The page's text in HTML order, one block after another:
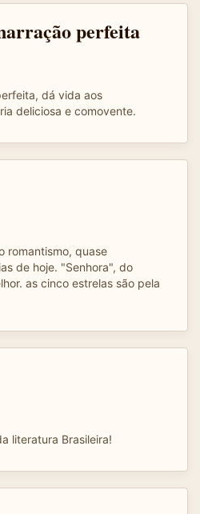
perfeita
dá vida aos
deliciosa e comovente.
romantismo, quase
de hoje. "Senhora", do
as cinco estrelas são pela
literatura Brasileira!